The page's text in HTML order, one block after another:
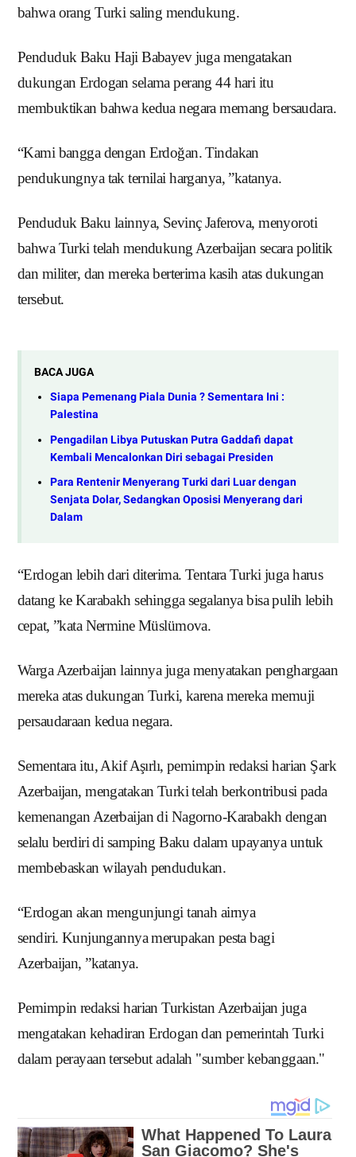
bahwa orang Turki saling mendukung.
Penduduk Baku Haji Babayev juga mengatakan
dukungan Erdogan selama perang 44 hari itu
membuktikan bahwa kedua negara memang bersaudara.
“Kami bangga dengan Erdoğan.Tindakan
pendukungnya tak ternilai harganya, ”katanya.
Penduduk Baku lainnya, Sevinç Jaferova, menyoroti
bahwa Turki telah mendukung Azerbaijan secara politik
dan militer, dan mereka berterima kasih atas dukungan
tersebut.
BACA JUGA
Siapa Pemenang Piala Dunia ? Sementara Ini :
Palestina
Pengadilan Libya Putuskan Putra Gaddafi dapat
Kembali Mencalonkan Diri sebagai Presiden
Para Rentenir Menyerang Turki dari Luar dengan
Senjata Dolar, Sedangkan Oposisi Menyerang dari
Dalam
“Erdogan lebih dari diterima. Tentara Turki juga harus
datang ke Karabakh sehingga segalanya bisa pulih lebih
cepat, ”kata Nermine Müslümova.
Warga Azerbaijan lainnya juga menyatakan penghargaan
mereka atas dukungan Turki, karena mereka memuji
persaudaraan kedua negara.
Sementara itu, Akif Aşırlı, pemimpin redaksi harian Şark
Azerbaijan, mengatakan Turki telah berkontribusi pada
kemenangan Azerbaijan di Nagorno-Karabakh dengan
selalu berdiri di samping Baku dalam upayanya untuk
membebaskan wilayah pendudukan.
“Erdogan akan mengunjungi tanah airnya
sendiri. Kunjungannya merupakan pesta bagi
Azerbaijan, ”katanya.
Pemimpin redaksi harian Turkistan Azerbaijan juga
mengatakan kehadiran Erdogan dan pemerintah Turki
dalam perayaan tersebut adalah "sumber kebanggaan."